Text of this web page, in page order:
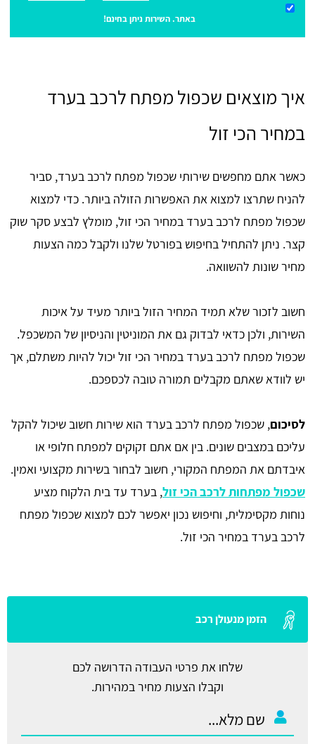
באתר. השירות ניתן בחינם!
איך מוצאים שכפול מפתח לרכב בערד
במחיר הכי זול
כאשר אתם מחפשים שירותי שכפול מפתח לרכב בערד, סביר
להניח שתרצו למצוא את האפשרות הזולה ביותר. כדי למצוא
שכפול מפתח לרכב בערד במחיר הכי זול, מומלץ לבצע סקר שוק
קצר. ניתן להתחיל בחיפוש בפורטל שלנו ולקבל כמה הצעות
מחיר שונות להשוואה.
חשוב לזכור שלא תמיד המחיר הזול ביותר מעיד על איכות
השירות, ולכן כדאי לבדוק גם את המוניטין והניסיון של המשכפל.
שכפול מפתח לרכב בערד במחיר הכי זול יכול להיות משתלם, אך
יש לוודא שאתם מקבלים תמורה טובה לכספכם.
לסיכום, שכפול מפתח לרכב בערד הוא שירות חשוב שיכול להקל
עליכם במצבים שונים. בין אם אתם זקוקים למפתח חלופי או
איבדתם את המפתח המקורי, חשוב לבחור בשירות מקצועי ואמין.
שכפול מפתחות לרכב הכי זול, בערד עד בית הלקוח מציע
נוחות מקסימלית, וחיפוש נכון יאפשר לכם למצוא שכפול מפתח
לרכב בערד במחיר הכי זול.
הזמן מנעולן רכב
שלחו את פרטי העבודה הדרושה לכם
וקבלו הצעות מחיר במהירות.